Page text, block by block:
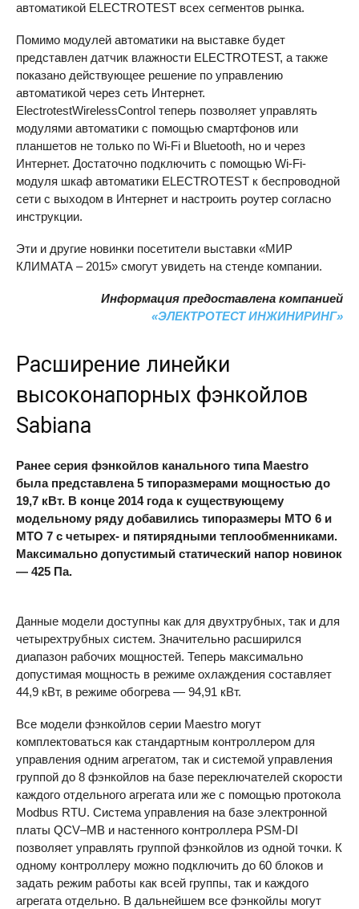
автоматикой ELECTROTEST всех сегментов рынка.
Помимо модулей автоматики на выставке будет
представлен датчик влажности ELECTROTEST, а также
показано действующее решение по управлению
автоматикой через сеть Интернет.
ElectrotestWirelessControl теперь позволяет управлять
модулями автоматики с помощью смартфонов или
планшетов не только по Wi-Fi и Bluetooth, но и через
Интернет. Достаточно подключить с помощью Wi-Fi-
модуля шкаф автоматики ELECTROTEST к беспроводной
сети с выходом в Интернет и настроить роутер согласно
инструкции.
Эти и другие новинки посетители выставки «МИР
КЛИМАТА – 2015» смогут увидеть на стенде компании.
Информация предоставлена компанией
«ЭЛЕКТРОТЕСТ ИНЖИНИРИНГ»
Расширение линейки
высоконапорных фэнкойлов
Sabiana
Ранее серия фэнкойлов канального типа Maestro
была представлена 5 типоразмерами мощностью до
19,7 кВт. В конце 2014 года к существующему
модельному ряду добавились типоразмеры MTO 6 и
MTO 7 с четырех- и пятирядными теплообменниками.
Максимально допустимый статический напор новинок
— 425 Па.
Данные модели доступны как для двухтрубных, так и для
четырехтрубных систем. Значительно расширился
диапазон рабочих мощностей. Теперь максимально
допустимая мощность в режиме охлаждения составляет
44,9 кВт, в режиме обогрева — 94,91 кВт.
Все модели фэнкойлов серии Maestro могут
комплектоваться как стандартным контроллером для
управления одним агрегатом, так и системой управления
группой до 8 фэнкойлов на базе переключателей скорости
каждого отдельного агрегата или же с помощью протокола
Modbus RTU. Система управления на базе электронной
платы QCV–MB и настенного контроллера PSM-DI
позволяет управлять группой фэнкойлов из одной точки. К
одному контроллеру можно подключить до 60 блоков и
задать режим работы как всей группы, так и каждого
агрегата отдельно. В дальнейшем все фэнкойлы могут